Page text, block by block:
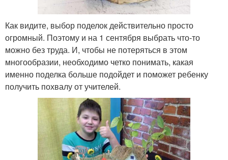
Как видите, выбор поделок действительно просто
огромный. Поэтому и на 1 сентября выбрать что-то
можно без труда. И, чтобы не потеряться в этом
многообразии, необходимо четко понимать, какая
именно поделка больше подойдет и поможет ребенку
получить похвалу от учителей.